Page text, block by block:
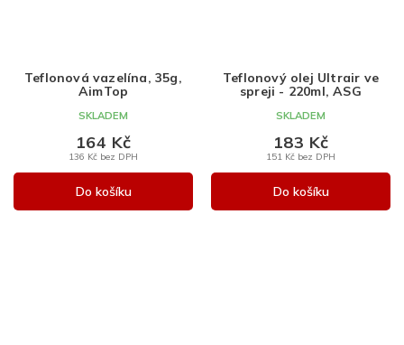
Teflonová vazelína, 35g,
AimTop
SKLADEM
136 Kč bez DPH
164 Kč
Do košíku
Teflonový olej Ultrair ve
spreji - 220ml, ASG
SKLADEM
151 Kč bez DPH
183 Kč
Do košíku